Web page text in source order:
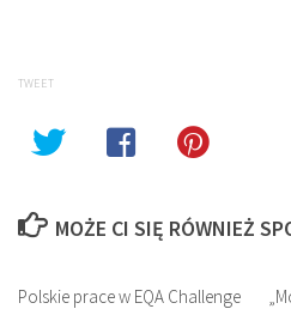
window)
TWEET
MOŻE CI SIĘ RÓWNIEŻ
Polskie prace w EQA Challenge